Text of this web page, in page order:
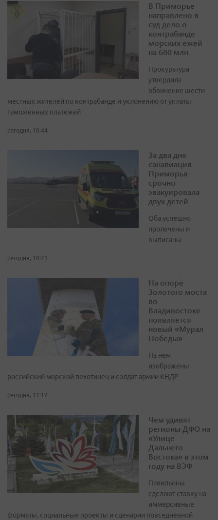
В Приморье
направлено в
суд дело о
контрабанде
морских ежей
на 680 млн
Прокуратура
утвердила
обвинение шести
местных жителей по контрабанде и уклонению от уплаты
таможенных платежей
сегодня, 10:44
За два дня
санавиация
Приморья
срочно
эвакуировала
двух детей
Оба успешно
пролечены и
выписаны
сегодня, 10:21
На опоре
Золотого моста
во
Владивостоке
появляется
новый «Мурал
Победы»
На нем
изображены
российский морской пехотинец и солдат армии КНДР
сегодня, 11:12
Чем удивят
регионы ДФО на
«Улице
Дальнего
Востока» в этом
году на ВЭФ
Павильоны
сделают ставку на
иммерсивные
форматы, социальные проекты и сценарии повседневной